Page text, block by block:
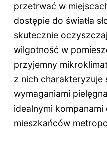
przetrwać w
dostępie do światła
skutecznie
wilgotność w
przyjemny
z nich charakteryzuje
wymaganiami
idealnymi
mieszkańców